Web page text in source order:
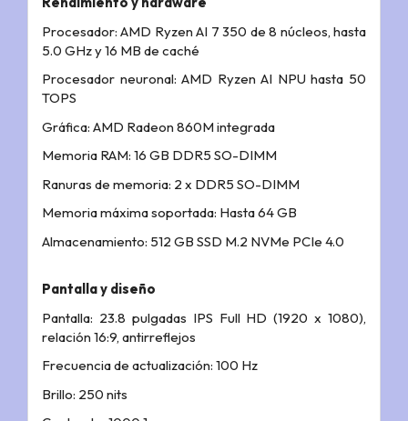
Procesador: AMD Ryzen AI 7 350 de 8 núcleos, hasta
5.0 GHz y 16 MB de caché
Procesador neuronal: AMD Ryzen AI NPU hasta 50
TOPS
Gráfica: AMD Radeon 860M integrada
Memoria RAM: 16 GB DDR5 SO-DIMM
Ranuras de memoria: 2 x DDR5 SO-DIMM
Memoria máxima soportada: Hasta 64 GB
Almacenamiento: 512 GB SSD M.2 NVMe PCIe 4.0
Pantalla y diseño
Pantalla: 23.8 pulgadas IPS Full HD (1920 x 1080),
relación 16:9, antirreflejos
Frecuencia de actualización: 100 Hz
Brillo: 250 nits